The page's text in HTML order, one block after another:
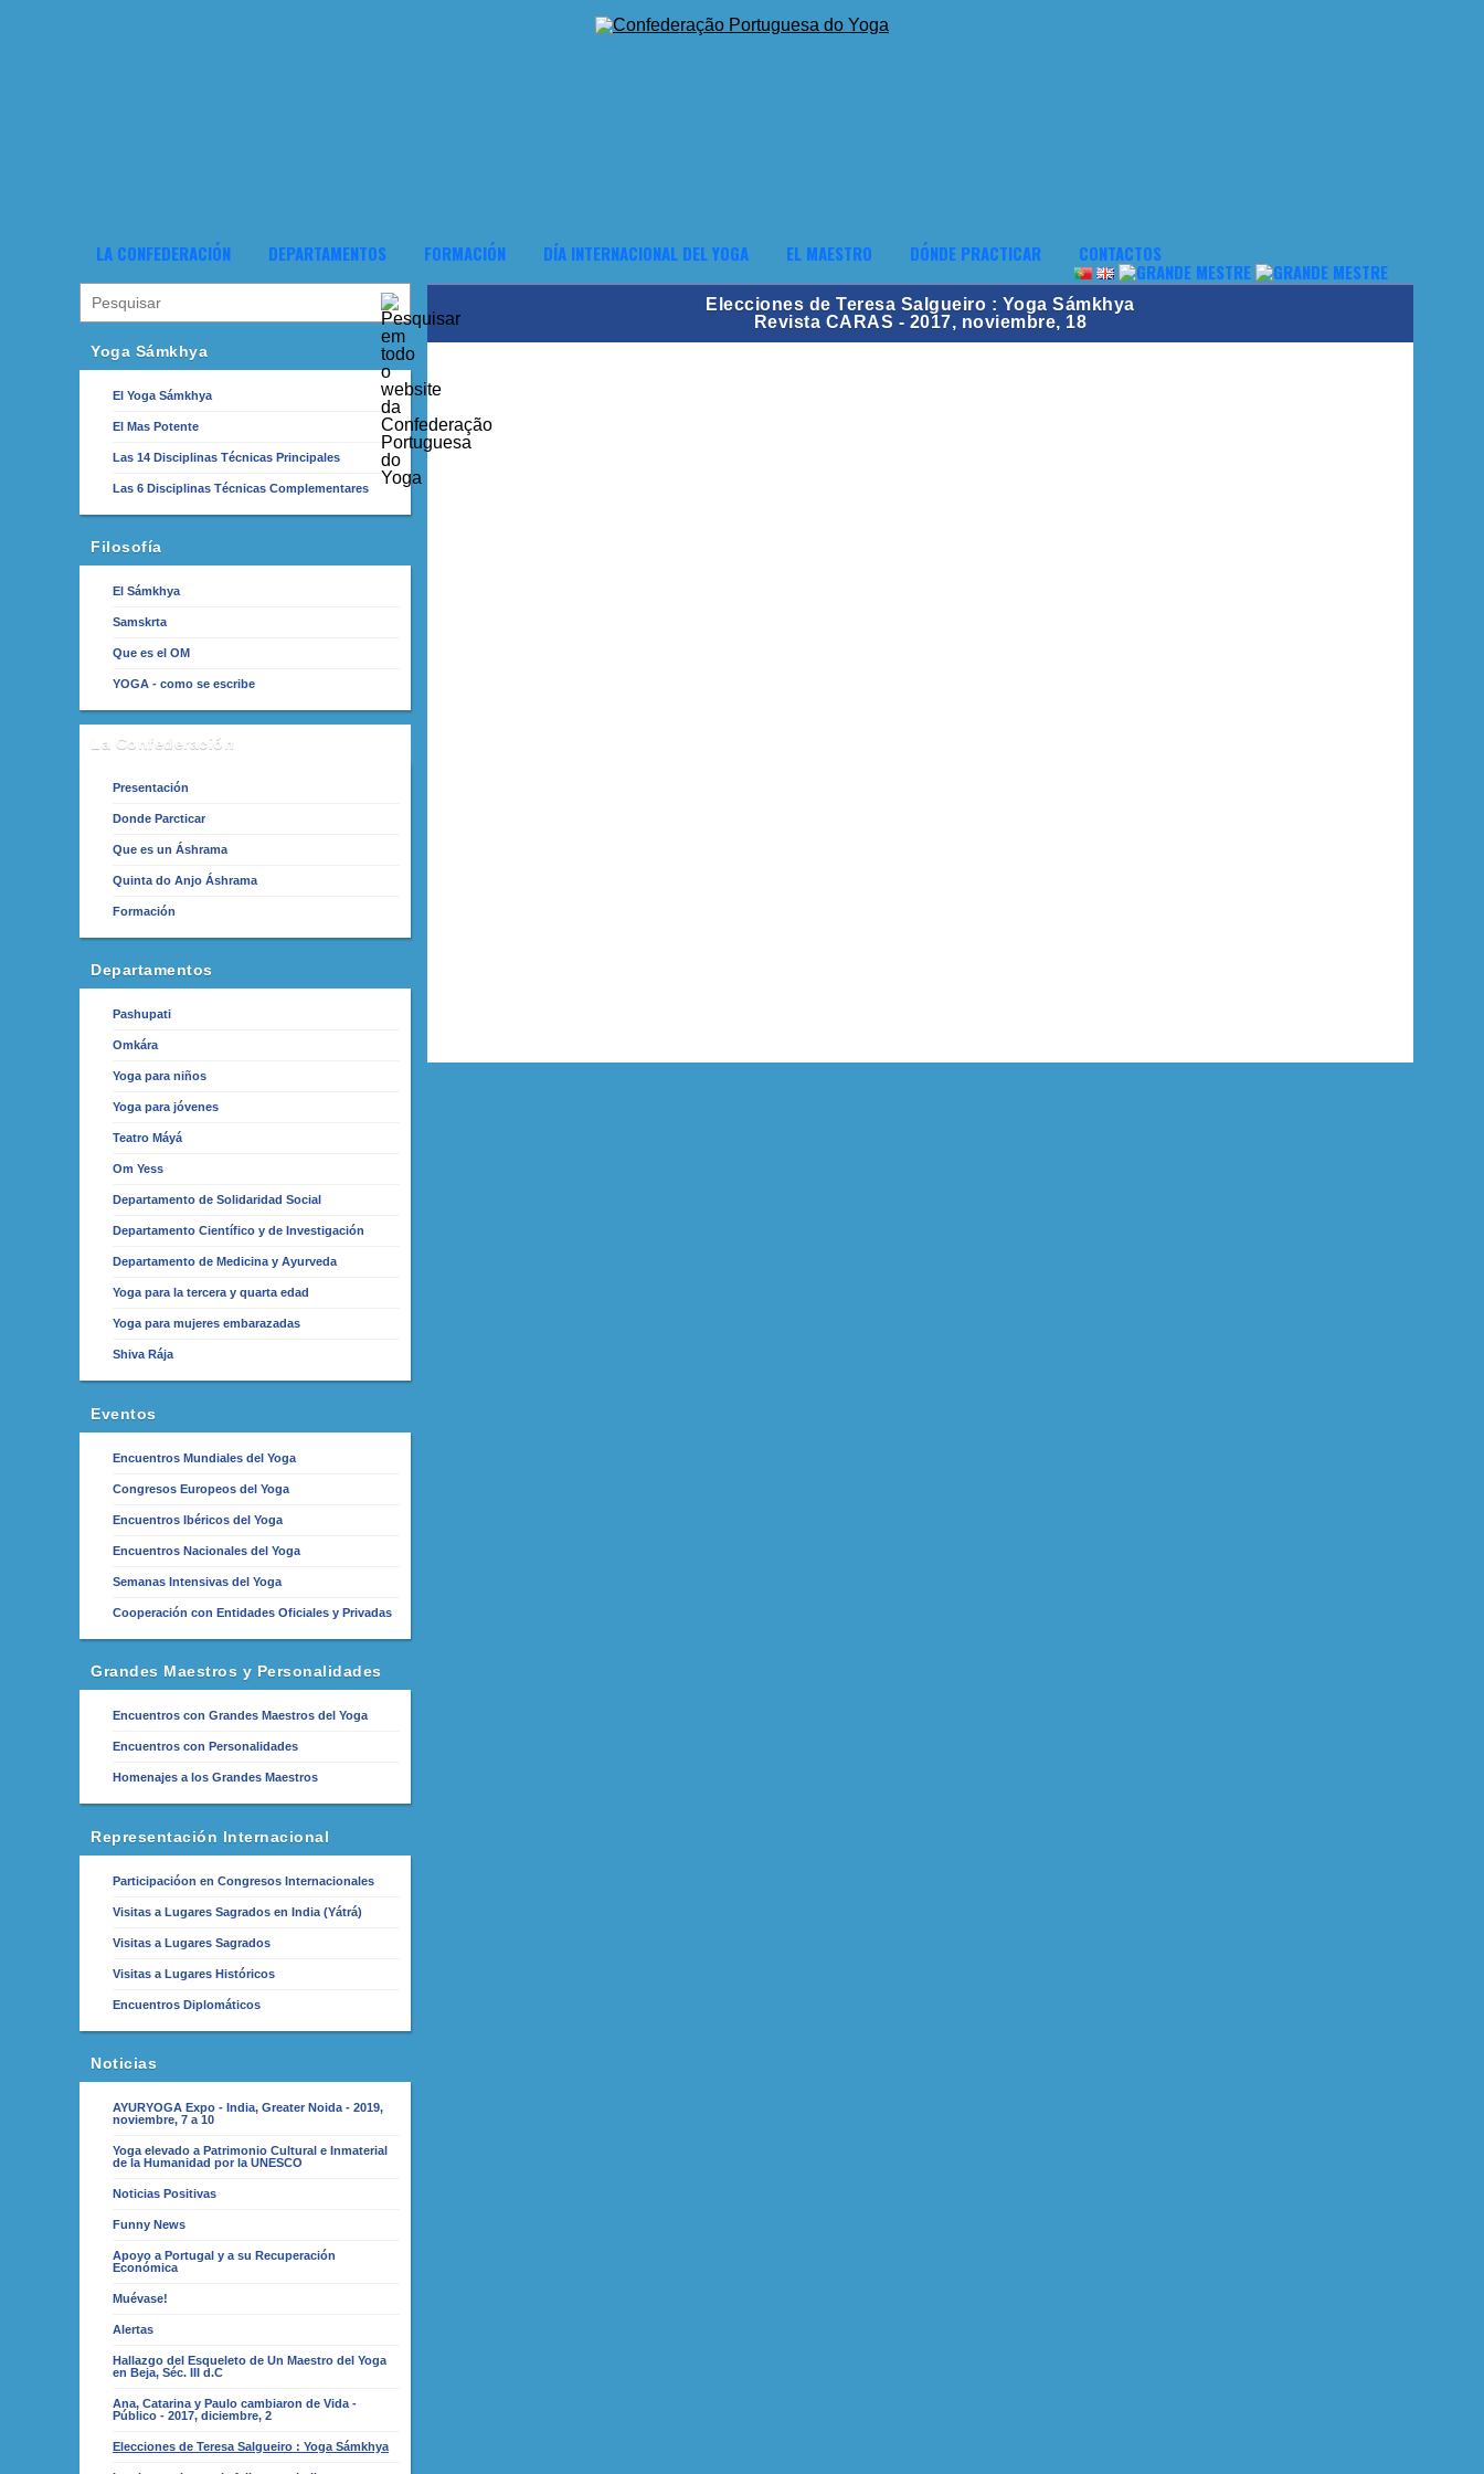
LA CONFEDERACIÓN DEPARTAMENTOS FORMACIÓN DÍA INTERNACIONAL DEL YOGA EL MAESTRO DÓNDE PRACTICAR CONTACTOS
Yoga Sámkhya
El Yoga Sámkhya
El Mas Potente
Las 14 Disciplinas Técnicas Principales
Las 6 Disciplinas Técnicas Complementares
Filosofía
El Sámkhya
Samskrta
Que es el OM
YOGA - como se escribe
La Confederación
Presentación
Donde Parcticar
Que es un Áshrama
Quinta do Anjo Áshrama
Formación
Departamentos
Pashupati
Omkára
Yoga para niños
Yoga para jóvenes
Teatro Máyá
Om Yess
Departamento de Solidaridad Social
Departamento Científico y de Investigación
Departamento de Medicina y Ayurveda
Yoga para la tercera y quarta edad
Yoga para mujeres embarazadas
Shiva Rája
Eventos
Encuentros Mundiales del Yoga
Congresos Europeos del Yoga
Encuentros Ibéricos del Yoga
Encuentros Nacionales del Yoga
Semanas Intensivas del Yoga
Cooperación con Entidades Oficiales y Privadas
Grandes Maestros y Personalidades
Encuentros con Grandes Maestros del Yoga
Encuentros con Personalidades
Homenajes a los Grandes Maestros
Representación Internacional
Participacióon en Congresos Internacionales
Visitas a Lugares Sagrados en India (Yátrá)
Visitas a Lugares Sagrados
Visitas a Lugares Históricos
Encuentros Diplomáticos
Noticias
AYURYOGA Expo - India, Greater Noida - 2019,
noviembre, 7 a 10
Yoga elevado a Patrimonio Cultural e Inmaterial
de la Humanidad por la UNESCO
Noticias Positivas
Funny News
Apoyo a Portugal y a su Recuperación
Económica
Muévase!
Alertas
Hallazgo del Esqueleto de Un Maestro del Yoga
en Beja, Séc. III d.C
Ana, Catarina y Paulo cambiaron de Vida -
Público - 2017, diciembre, 2
Elecciones de Teresa Salgueiro : Yoga Sámkhya
Elecciones de Teresa Salgueiro : Yoga Sámkhya
Revista CARAS - 2017, noviembre, 18